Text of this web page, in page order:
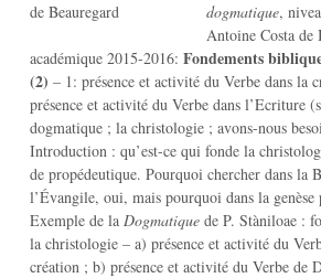
dogmatique,
Antoine Costa de
académique 2015-2016: Fondements
(2) – 1: présence et activité du Verbe dans la
présence et activité du Verbe dans l’Ecriture
dogmatique ; la christologie ; avons-nous
Introduction : qu’est-ce qui fonde la
de propédeutique. Pourquoi chercher dans la
l’Évangile, oui, mais pourquoi dans la genèse
Exemple de la Dogmatique de P. Stàniloae :
la christologie – a) présence et activité du
création ; b) présence et activité du Verbe de